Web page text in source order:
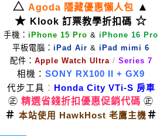
△ Agoda 隱藏優惠懶人包
▲
★ Klook 訂票教學折扣碼 ☆
手機： iPhone 15 Pro & iPhone 16 Pro
平板電腦： iPad Air & iPad mimi 6
配件： Apple Watch Ultra / Series 7
相機： SONY RX100 II
+ GX9
代步工具 ： Honda City VTi-S 房車
㊣ 精選省錢折扣優惠促銷代碼 ㊣
＃ 本站使用 HawkHost 老鷹主機＃